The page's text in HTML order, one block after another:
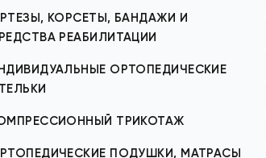
КОРСЕТЫ, БАНДАЖИ И
РЕАБИЛИТАЦИИ
ОРТОПЕДИЧЕСКИЕ
ТРИКОТАЖ
ПОДУШКИ, МАТРАСЫ